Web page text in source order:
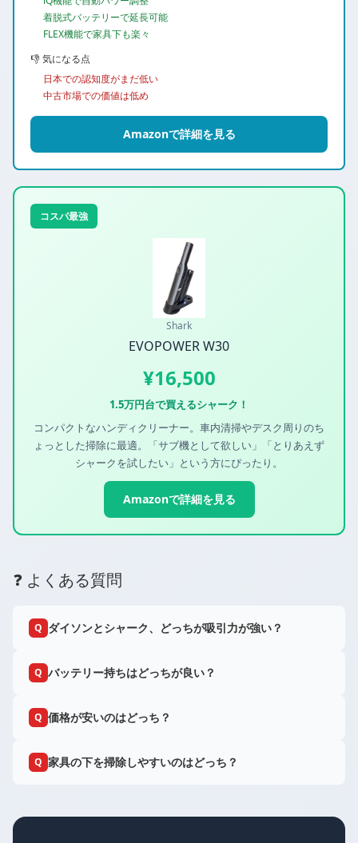
着脱式バッテリーで延長可能
FLEX機能で家具下も楽々
👎 気になる点
日本での認知度がまだ低い
中古市場での価値は低め
Amazonで詳細を見る
コスパ最強
Shark
EVOPOWER W30
¥16,500
1.5万円台で買えるシャーク！
コンパクトなハンディクリーナー。車内清掃やデスク周りのち
ょっとした掃除に最適。「サブ機として欲しい」「とりあえず
シャークを試したい」という方にぴったり。
Amazonで詳細を見る
❓ よくある質問
Q ダイソンとシャーク、どっちが吸引力が強い？
Q バッテリー持ちはどっちが良い？
Q 価格が安いのはどっち？
Q 家具の下を掃除しやすいのはどっち？